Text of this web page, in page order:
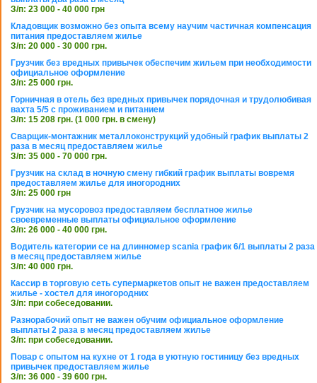
З/п: 23 000 - 40 000 грн
Кладовщик возможно без опыта всему научим частичная компенсация
питания предоставляем жилье
З/п: 20 000 - 30 000 грн.
Грузчик без вредных привычек обеспечим жильем при необходимости
официальное оформление
З/п: 25 000 грн.
Горничная в отель без вредных привычек порядочная и трудолюбивая
вахта 5/5 с проживанием и питанием
З/п: 15 208 грн. (1 000 грн. в смену)
Сварщик-монтажник металлоконструкций удобный график выплаты 2
раза в месяц предоставляем жилье
З/п: 35 000 - 70 000 грн.
Грузчик на склад в ночную смену гибкий график выплаты вовремя
предоставляем жилье для иногородних
З/п: 25 000 грн
Грузчик на мусоровоз предоставляем бесплатное жилье
своевременные выплаты официальное оформление
З/п: 26 000 - 40 000 грн.
Водитель категории се на длинномер scania график 6/1 выплаты 2 раза
в месяц предоставляем жилье
З/п: 40 000 грн.
Кассир в торговую сеть супермаркетов опыт не важен предоставляем
жилье - хостел для иногородних
З/п: при собеседовании.
Разнорабочий опыт не важен обучим официальное оформление
выплаты 2 раза в месяц предоставляем жилье
З/п: при собеседовании.
Повар с опытом на кухне от 1 года в уютную гостиницу без вредных
привычек предоставляем жилье
З/п: 36 000 - 39 600 грн.